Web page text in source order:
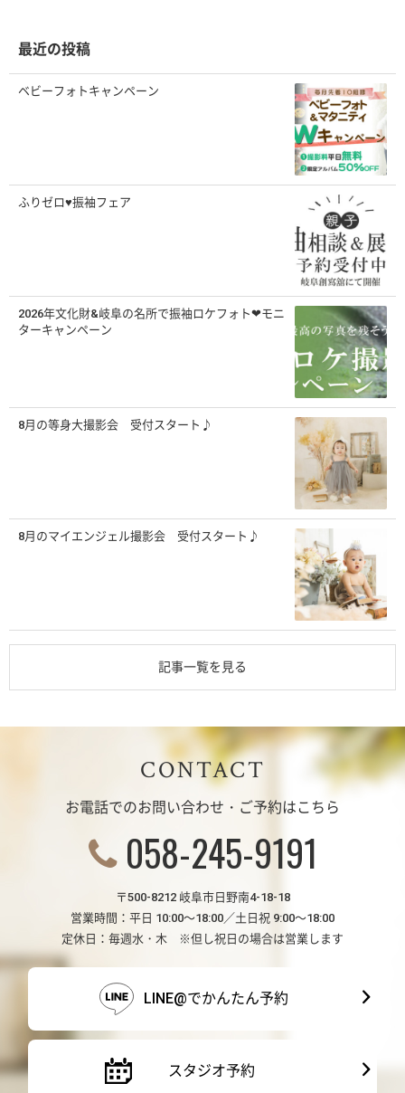
最近の投稿
ベビーフォトキャンペーン
ふりゼロ♥振袖フェア
2026年文化財&岐阜の名所で振袖ロケフォト❤モニ
ターキャンペーン
8月の等身大撮影会 受付スタート♪
8月のマイエンジェル撮影会 受付スタート♪
記事一覧を見る
CONTACT
お電話でのお問い合わせ・ご予約はこちら
058-245-9191
〒500-8212 岐阜市日野南4-18-18
営業時間：平日 10:00～18:00／土日祝 9:00～18:00
定休日：毎週水・木 ※但し祝日の場合は営業します
LINE@でかんたん予約
スタジオ予約